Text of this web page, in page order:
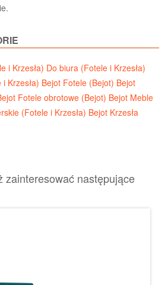
i Krzesła) Do biura (Fotele i Krzesła)
Krzesła) Bejot Fotele (Bejot) Bejot
Fotele obrotowe (Bejot) Bejot Meble
(Fotele i Krzesła) Bejot Krzesła
zainteresować następujące